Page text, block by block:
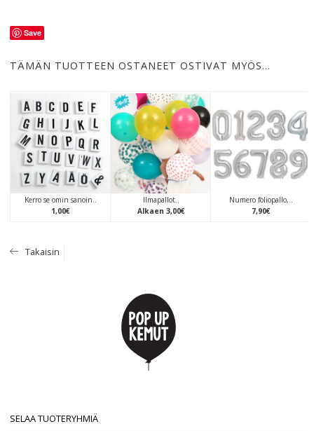
Save
TÄMÄN TUOTTEEN OSTANEET OSTIVAT MYÖS…
Kerro se omin sanoin..
1,00€
Ilmapallot..
Alkaen 3,00€
Numero foliopallo,..
7,90€
Takaisin
SELAA TUOTERYHMIÄ